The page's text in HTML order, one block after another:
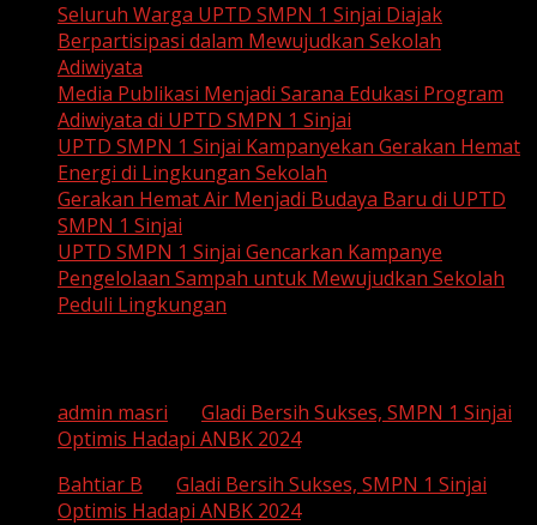
Seluruh Warga UPTD SMPN 1 Sinjai Diajak
Berpartisipasi dalam Mewujudkan Sekolah
Adiwiyata
Media Publikasi Menjadi Sarana Edukasi Program
Adiwiyata di UPTD SMPN 1 Sinjai
UPTD SMPN 1 Sinjai Kampanyekan Gerakan Hemat
Energi di Lingkungan Sekolah
Gerakan Hemat Air Menjadi Budaya Baru di UPTD
SMPN 1 Sinjai
UPTD SMPN 1 Sinjai Gencarkan Kampanye
Pengelolaan Sampah untuk Mewujudkan Sekolah
Peduli Lingkungan
admin masri
Gladi Bersih Sukses, SMPN 1 Sinjai
Optimis Hadapi ANBK 2024
Bahtiar B
Gladi Bersih Sukses, SMPN 1 Sinjai
Optimis Hadapi ANBK 2024